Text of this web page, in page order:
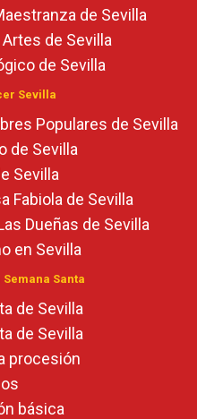
de Sevilla
de Sevilla
de Sevilla
Sevilla
Populares de Sevilla
de Sevilla
Sevilla
Fabiola de Sevilla
Dueñas de Sevilla
en Sevilla
Santa
de Sevilla
de Sevilla
procesión
básica